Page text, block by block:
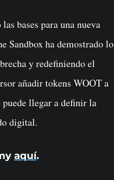
bases para una nueva
Sandbox ha demostrado lo
y redefiniendo el
añadir tokens WOOT a
puede llegar a definir la
digital.
aquí.